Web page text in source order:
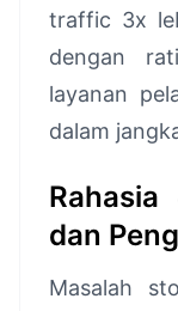
traffic 3x
dengan
layanan
dalam
dan
Masalah